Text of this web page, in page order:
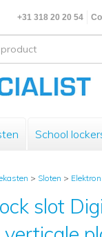
+31 318 20 20 54
School
> Sloten >
slot